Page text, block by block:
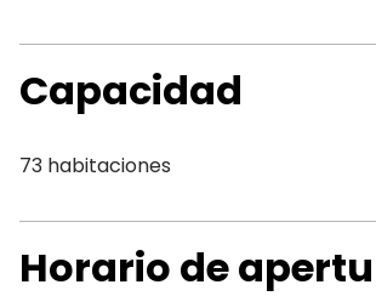
Capacidad
73 habitaciones
Horario de